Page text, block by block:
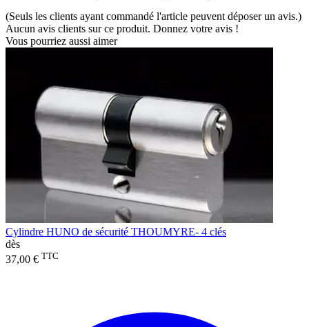
(Seuls les clients ayant commandé l'article peuvent déposer un avis.)
Aucun avis clients sur ce produit. Donnez votre avis !
Vous pourriez aussi aimer
Cylindre HUNO de sécurité THOUMYRE- 4 clés
dès
37,00 € TTC